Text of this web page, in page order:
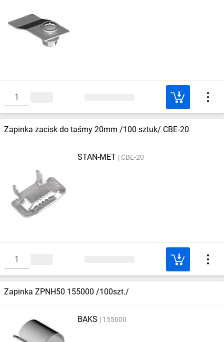
Zapinka zacisk do taśmy 20mm /100 sztuk/ CBE‑20
STAN-MET CBE-20
Zapinka ZPNH50 155000 /100szt./
BAKS 155000